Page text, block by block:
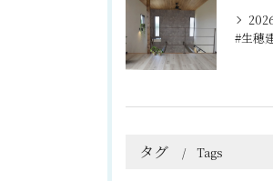
タグ Tags